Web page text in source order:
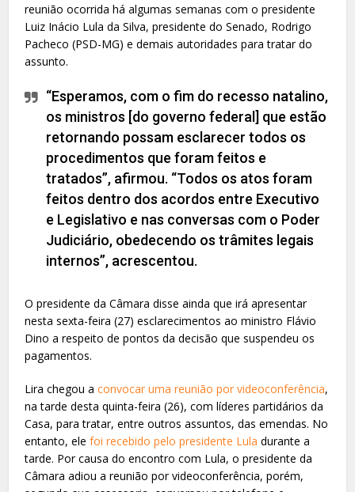
reunião ocorrida há algumas semanas com o presidente
Luiz Inácio Lula da Silva, presidente do Senado, Rodrigo
Pacheco (PSD-MG) e demais autoridades para tratar do
assunto.
“Esperamos, com o fim do recesso natalino,
os ministros [do governo federal] que estão
retornando possam esclarecer todos os
procedimentos que foram feitos e
tratados”, afirmou. “Todos os atos foram
feitos dentro dos acordos entre Executivo
e Legislativo e nas conversas com o Poder
Judiciário, obedecendo os trâmites legais
internos”, acrescentou.
O presidente da Câmara disse ainda que irá apresentar
nesta sexta-feira (27) esclarecimentos ao ministro Flávio
Dino a respeito de pontos da decisão que suspendeu os
pagamentos.
Lira chegou aconvocar uma reunião por videoconferência,
na tarde desta quinta-feira (26), com líderes partidários da
Casa, para tratar, entre outros assuntos, das emendas. No
entanto, elefoi recebido pelo presidente Lula durante a
tarde. Por causa do encontro com Lula, o presidente da
Câmara adiou a reunião por videoconferência, porém,